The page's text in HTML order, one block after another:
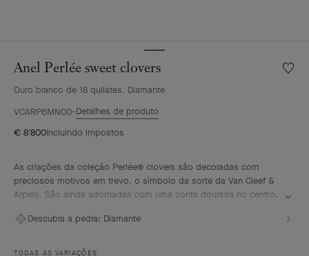
Anel Perlée sweet clovers
Ouro branco de 18 quilates, Diamante
Lista
VCARP6MN00 Detalhes de produto
€ 8'800Incluindo impostos
As criações da coleção Perlée® clovers são decoradas com
preciosos motivos em trevo, o símbolo da sorte da Van Cleef &
Arpels. São ainda adornadas com uma conta dourada no centro.
Anel Perlée sweet Clovers, ouro branco de 18 quilates revestido a
Descubra a pedra: Diamante
TODAS AS VARIAÇÕES